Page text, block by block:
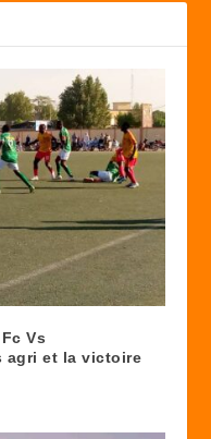
Vs
agri et la victoire